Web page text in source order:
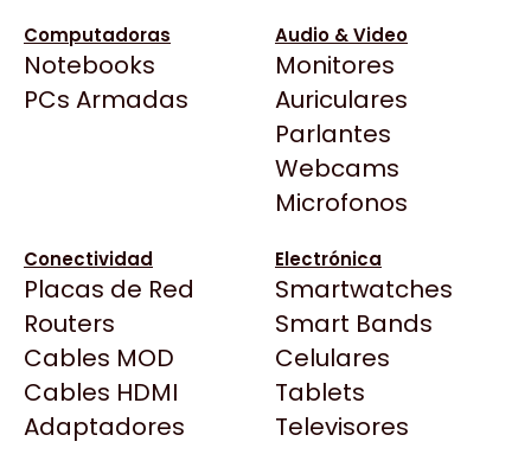
Computadoras
Notebooks
PCs Armadas
Audio & Video
Monitores
Auriculares
Parlantes
Webcams
Microfonos
Conectividad
Placas de Red
Routers
Cables MOD
Cables HDMI
Adaptadores
Electrónica
Smartwatches
Smart Bands
Celulares
Tablets
Televisores
BenQ
CX
Cooler Master
Deepcool
Dell
EVGA
Gamemax
Genesis
Genius
Todas las Tiendas
Click Gaming
Compufan Store
Dinobyte
Full H4rd
Gaming City
Gezatek
$341.522
Ver producto en la página de Max Tecno